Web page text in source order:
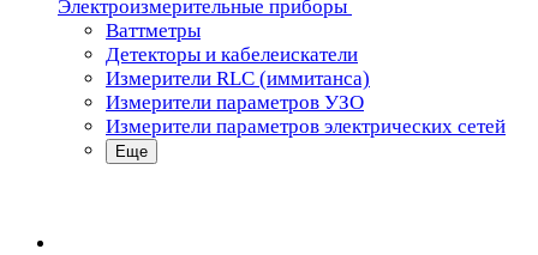
Электроизмерительные приборы
Ваттметры
Детекторы и кабелеискатели
Измерители RLC (иммитанса)
Измерители параметров УЗО
Измерители параметров электрических сетей
Еще